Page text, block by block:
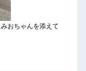
おちゃんを添えて